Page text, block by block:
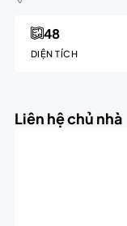
DIỆN TÍCH
48
Liên hệ chủ nhà